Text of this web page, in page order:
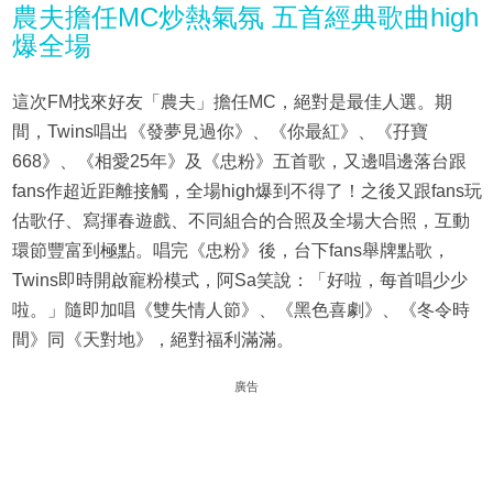
農夫擔任MC炒熱氣氛 五首經典歌曲high
爆全場
這次FM找來好友「農夫」擔任MC，絕對是最佳人選。期
間，Twins唱出《發夢見過你》、《你最紅》、《孖寶
668》、《相愛25年》及《忠粉》五首歌，又邊唱邊落台跟
fans作超近距離接觸，全場high爆到不得了！之後又跟fans玩
估歌仔、寫揮春遊戲、不同組合的合照及全場大合照，互動
環節豐富到極點。唱完《忠粉》後，台下fans舉牌點歌，
Twins即時開啟寵粉模式，阿Sa笑說：「好啦，每首唱少少
啦。」隨即加唱《雙失情人節》、《黑色喜劇》、《冬令時
間》同《天對地》，絕對福利滿滿。
廣告